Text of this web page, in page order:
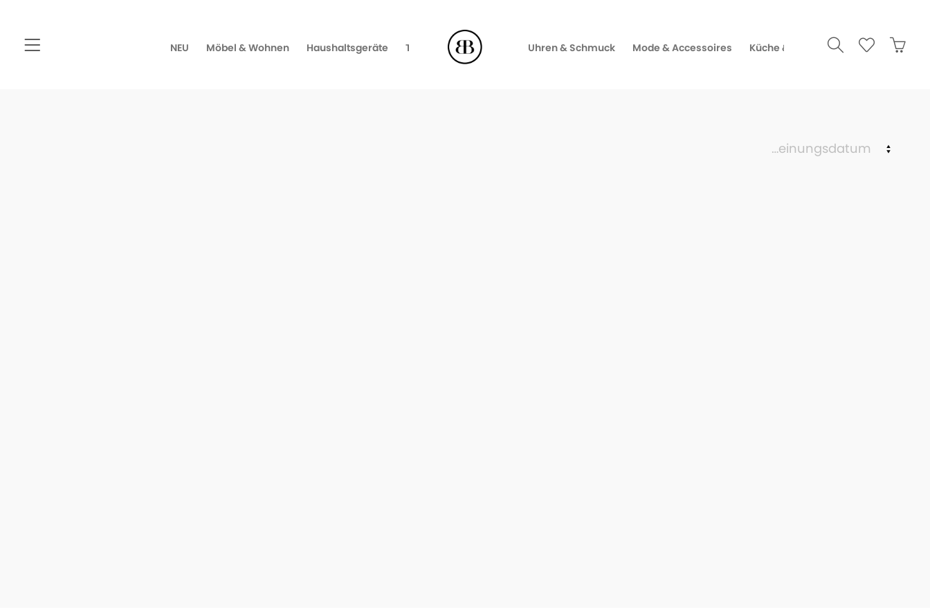
NEU Möbel & Wohnen Haushaltsgeräte TV, Video & Audio Uhren & Schmuck Mode & Accessoires Küche & Gourmet